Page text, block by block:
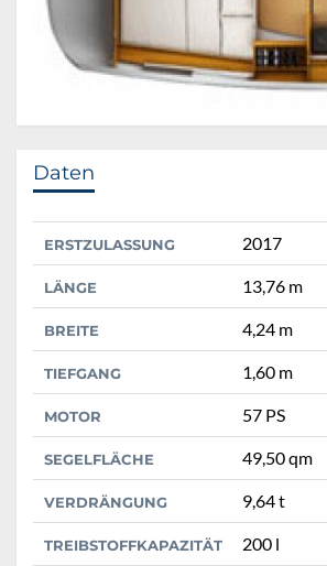
Daten
ERSTZULASSUNG 2017
LÄNGE 13,76 m
BREITE 4,24 m
TIEFGANG 1,60 m
MOTOR 57 PS
SEGELFLÄCHE 49,50 qm
VERDRÄNGUNG 9,64 t
TREIBSTOFFKAPAZITÄT 200 l